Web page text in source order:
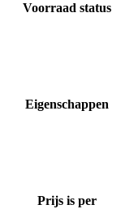
Voorraad status
Eigenschappen
Prijs is per